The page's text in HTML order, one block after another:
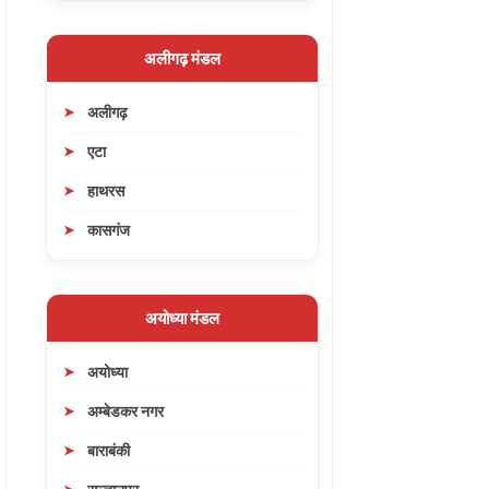
अलीगढ़ मंडल
अलीगढ़
एटा
हाथरस
कासगंज
अयोध्या मंडल
अयोध्या
अम्बेडकर नगर
बाराबंकी